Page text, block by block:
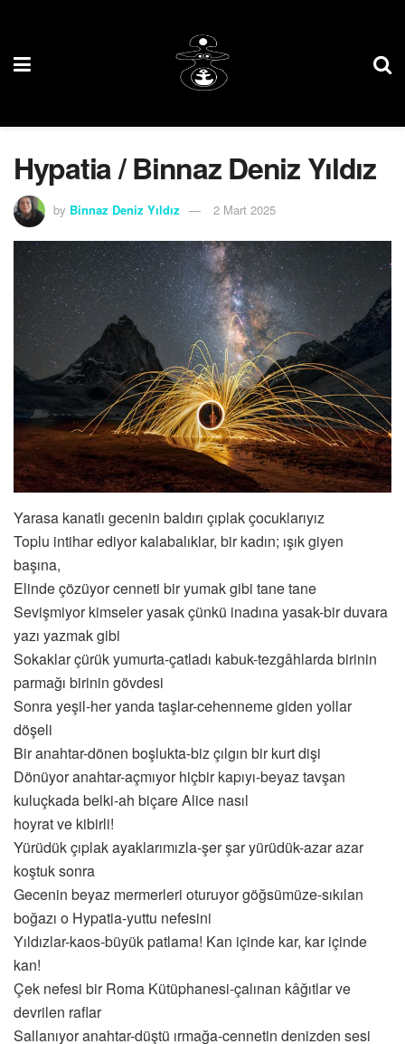
Hypatia / Binnaz Deniz Yıldız
by Binnaz Deniz Yıldız 2 Mart 2025
Yarasa kanatlı gecenin baldırı çıplak çocuklarıyız
Toplu intihar ediyor kalabalıklar, bir kadın; ışık giyen
başına,
Elinde çözüyor cenneti bir yumak gibi tane tane
Sevişmiyor kimseler yasak çünkü inadına yasak-bir duvara
yazı yazmak gibi
Sokaklar çürük yumurta-çatladı kabuk-tezgâhlarda birinin
parmağı birinin gövdesi
Sonra yeşil-her yanda taşlar-cehenneme giden yollar
döşeli
Bir anahtar-dönen boşlukta-biz çılgın bir kurt dişi
Dönüyor anahtar-açmıyor hiçbir kapıyı-beyaz tavşan
kuluçkada belki-ah biçare Alice nasıl
hoyrat ve kibirli!
Yürüdük çıplak ayaklarımızla-şer şar yürüdük-azar azar
koştuk sonra
Gecenin beyaz mermerleri oturuyor göğsümüze-sıkılan
boğazı o Hypatia-yuttu nefesini
Yıldızlar-kaos-büyük patlama! Kan içinde kar, kar içinde
kan!
Çek nefesi bir Roma Kütüphanesi-çalınan kâğıtlar ve
devrilen raflar
Sallanıyor anahtar-düştü ırmağa-cennetin denizden sesi